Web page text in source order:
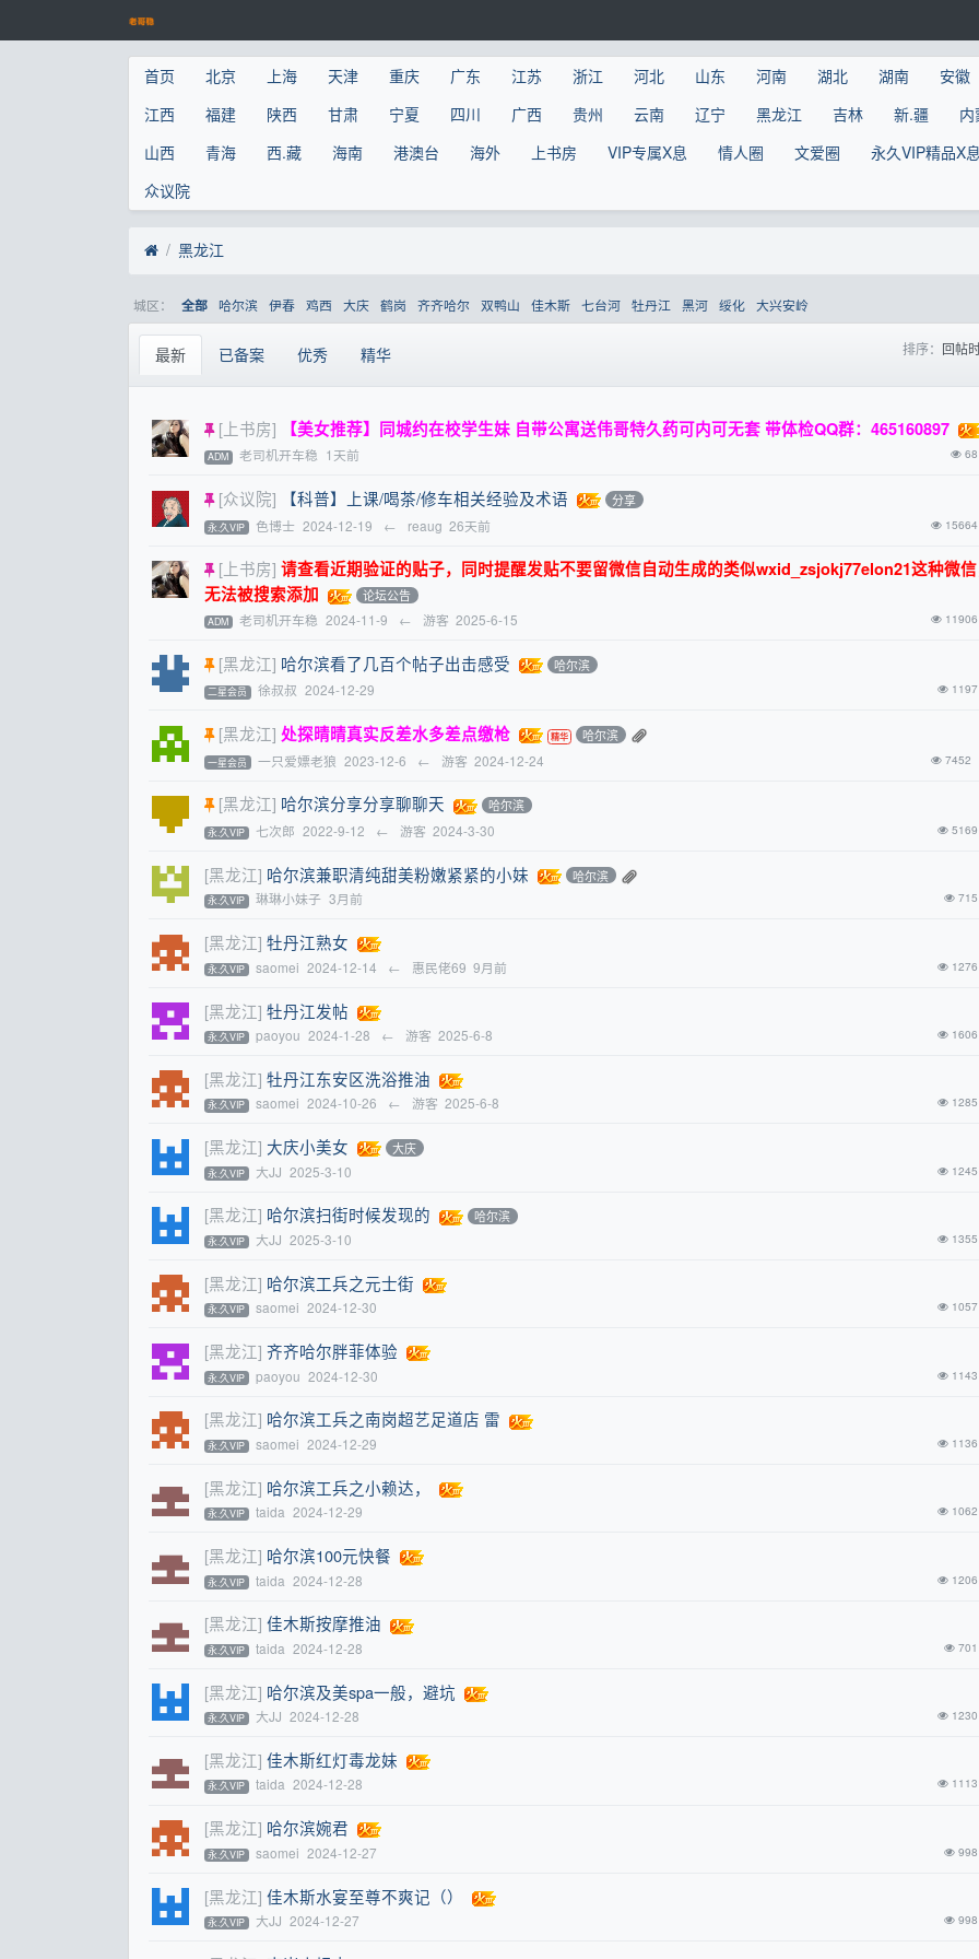
首页 北京 上海 天津 重庆 广东 江苏 浙江 河北 山东 河南 湖北 湖南
安徽
江西
福建 陕西 甘肃 宁夏 四川 广西 贵州 云南 辽宁 黑龙江 吉林 新.疆
山西
青海 西.藏 海南 港澳台 海外 上书房 VIP专属X息 情人圈 文爱圈
永久VIP精品X息
众议院
黑龙江
城区： 全部 哈尔滨 伊春 鸡西 大庆 鹤岗 齐齐哈尔 双鸭山 佳木斯 七台河 牡丹江 黑河 绥化 大兴安岭
最新 已备案 优秀 精华 排序： 回帖
[上书房] 【美女推荐】同城约在校学生妹 自带公寓送伟哥特久药可内可无套 带体检QQ群：465160897
ADM 老司机开车稳 1天前 68
[众议院] 【科普】上课/喝茶/修车相关经验及术语 分享
永.久VIP 色博士 2024-12-19 ← reaug 26天前 15664
[上书房] 请查看近期验证的贴子，同时提醒发贴不要留微信自动生成的类似wxid_zsjokj77elon21这种微信
无法被搜索添加
论坛公告
ADM 老司机开车稳 2024-11-9 ← 游客 2025-6-15 11906
[黑龙江] 哈尔滨看了几百个帖子出击感受 哈尔滨
二星会员 徐叔叔 2024-12-29 1197
[黑龙江] 处探晴晴真实反差水多差点缴枪 哈尔滨
一星会员 一只爱嫖老狼 2023-12-6 ← 游客 2024-12-24 7452
[黑龙江] 哈尔滨分享分享聊聊天 哈尔滨
永.久VIP 七次郎 2022-9-12 ← 游客 2024-3-30 5169
[黑龙江] 哈尔滨兼职清纯甜美粉嫩紧紧的小妹 哈尔滨
永.久VIP 琳琳小妹子 3月前 715
[黑龙江] 牡丹江熟女
永.久VIP saomei 2024-12-14 ← 惠民佬69 9月前 1276
[黑龙江] 牡丹江发帖
永.久VIP paoyou 2024-1-28 ← 游客 2025-6-8 1606
[黑龙江] 牡丹江东安区洗浴推油
永.久VIP saomei 2024-10-26 ← 游客 2025-6-8 1285
[黑龙江] 大庆小美女 大庆
永.久VIP 大JJ 2025-3-10 1245
[黑龙江] 哈尔滨扫街时候发现的 哈尔滨
永.久VIP 大JJ 2025-3-10 1355
[黑龙江] 哈尔滨工兵之元士街
永.久VIP saomei 2024-12-30 1057
[黑龙江] 齐齐哈尔胖菲体验
永.久VIP paoyou 2024-12-30 1143
[黑龙江] 哈尔滨工兵之南岗超艺足道店 雷
永.久VIP saomei 2024-12-29 1136
[黑龙江] 哈尔滨工兵之小赖达，
永.久VIP taida 2024-12-29 1062
[黑龙江] 哈尔滨100元快餐
永.久VIP taida 2024-12-28 1206
[黑龙江] 佳木斯按摩推油
永.久VIP taida 2024-12-28 701
[黑龙江] 哈尔滨及美spa一般，避坑
永.久VIP 大JJ 2024-12-28 1230
[黑龙江] 佳木斯红灯毒龙妹
永.久VIP taida 2024-12-28 1113
[黑龙江] 哈尔滨婉君
永.久VIP saomei 2024-12-27 998
[黑龙江] 佳木斯水宴至尊不爽记（）
永.久VIP 大JJ 2024-12-27 998